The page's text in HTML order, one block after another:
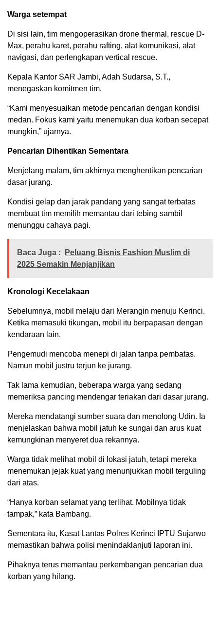
Warga setempat
Di sisi lain, tim mengoperasikan drone thermal, rescue D-
Max, perahu karet, perahu rafting, alat komunikasi, alat
navigasi, dan perlengkapan vertical rescue.
Kepala Kantor SAR Jambi, Adah Sudarsa, S.T.,
menegaskan komitmen tim.
“Kami menyesuaikan metode pencarian dengan kondisi
medan. Fokus kami yaitu menemukan dua korban secepat
mungkin,” ujarnya.
Pencarian Dihentikan Sementara
Menjelang malam, tim akhirnya menghentikan pencarian
dasar jurang.
Kondisi gelap dan jarak pandang yang sangat terbatas
membuat tim memilih memantau dari tebing sambil
menunggu cahaya pagi.
Baca Juga :
Peluang Bisnis Fashion Muslim di
2025 Semakin Menjanjikan
Kronologi Kecelakaan
Sebelumnya, mobil melaju dari Merangin menuju Kerinci.
Ketika memasuki tikungan, mobil itu berpapasan dengan
kendaraan lain.
Pengemudi mencoba menepi di jalan tanpa pembatas.
Namun mobil justru terjun ke jurang.
Tak lama kemudian, beberapa warga yang sedang
memeriksa pancing mendengar teriakan dari dasar jurang.
Mereka mendatangi sumber suara dan menolong Udin. Ia
menjelaskan bahwa mobil jatuh ke sungai dan arus kuat
kemungkinan menyeret dua rekannya.
Warga tidak melihat mobil di lokasi jatuh, tetapi mereka
menemukan jejak kuat yang menunjukkan mobil terguling
dari atas.
“Hanya korban selamat yang terlihat. Mobilnya tidak
tampak,” kata Bambang.
Sementara itu, Kasat Lantas Polres Kerinci IPTU Sujarwo
memastikan bahwa polisi menindaklanjuti laporan ini.
Pihaknya terus memantau perkembangan pencarian dua
korban yang hilang.